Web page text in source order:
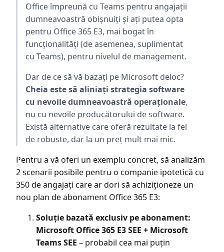
Office împreună cu Teams pentru angajații
dumneavoastră obișnuiți și ați putea opta
pentru Office 365 E3, mai bogat în
funcționalități (de asemenea, suplimentat
cu Teams), pentru nivelul de management.
Dar de ce să vă bazați pe Microsoft deloc?
Cheia este să aliniați strategia software
cu nevoile dumneavoastră operaționale,
nu cu nevoile producătorului de software.
Există alternative care oferă rezultate la fel
de robuste, dar la un preț mult mai mic.
Pentru a vă oferi un exemplu concret, să analizăm
2 scenarii posibile pentru o companie ipotetică cu
350 de angajați care ar dori să achiziționeze un
nou plan de abonament Office 365 E3:
Soluție bazată exclusiv pe abonament:
Microsoft Office 365 E3 SEE + Microsoft
Teams SEE – probabil cea mai puțin